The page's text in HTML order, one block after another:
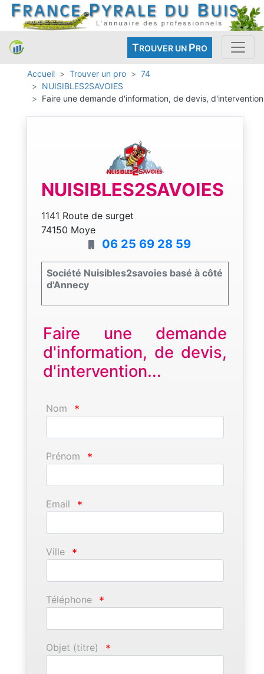
TROUVER UN PRO
Accueil Trouver un pro
74
NUISIBLES2SAVOIES
Faire une demande d'information, de devis, d'intervention
NUISIBLES2SAVOIES
1141 Route de surget
74150 Moye
06 25 69 28 59
Société Nuisibles2savoies basé à côté
d'Annecy
Faire une demande
d'information, de devis,
d'intervention...
Nom *
Prénom *
Email *
Ville *
Téléphone *
Objet (titre) *